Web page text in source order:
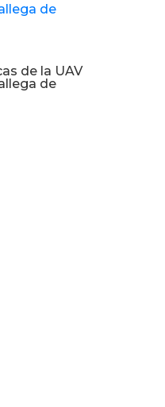
de la UAV
de